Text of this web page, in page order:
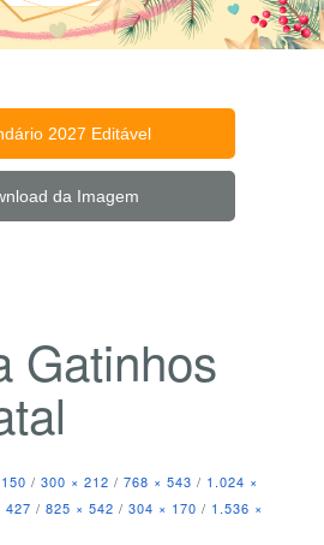
2027 Editável
da Imagem
Gatinhos
/ 300 × 212 / 768 × 543 / 1.024 ×
427 / 825 × 542 / 304 × 170 / 1.536 ×